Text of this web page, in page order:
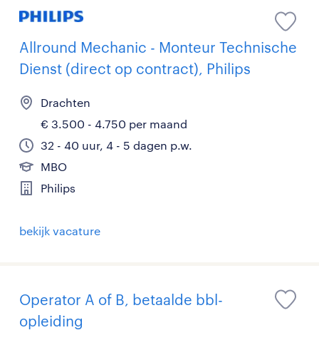
Allround Mechanic - Monteur Technische
Dienst (direct op contract), Philips
Drachten
€ 3.500 - 4.750 per maand
32 - 40 uur, 4 - 5 dagen p.w.
MBO
Philips
bekijk vacature
Operator A of B, betaalde bbl-
opleiding